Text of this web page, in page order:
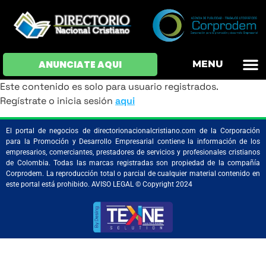
ANUNCIATE AQUI MENU
Este contenido es solo para usuario registrados.
Regístrate o inicia sesión aqui
El portal de negocios de directorionacionalcristiano.com de la Corporación
para la Promoción y Desarrollo Empresarial contiene la información de los
empresarios, comerciantes, prestadores de servicios y profesionales cristianos
de Colombia. Todas las marcas registradas son propiedad de la compañía
Corprodem. La reproducción total o parcial de cualquier material contenido en
este portal está prohibido. AVISO LEGAL © Copyright 2024